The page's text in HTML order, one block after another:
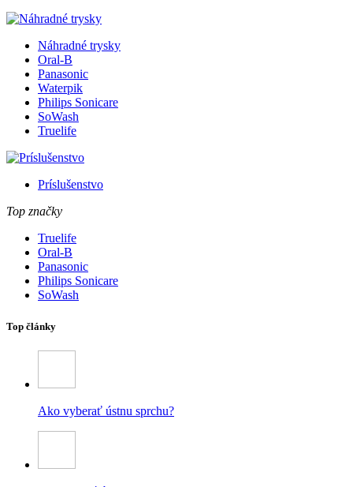
Náhradné trysky
Oral-B
Panasonic
Waterpik
Philips Sonicare
SoWash
Truelife
Príslušenstvo
Top značky
Truelife
Oral-B
Panasonic
Philips Sonicare
SoWash
Top články
Ako vyberať ústnu sprchu?